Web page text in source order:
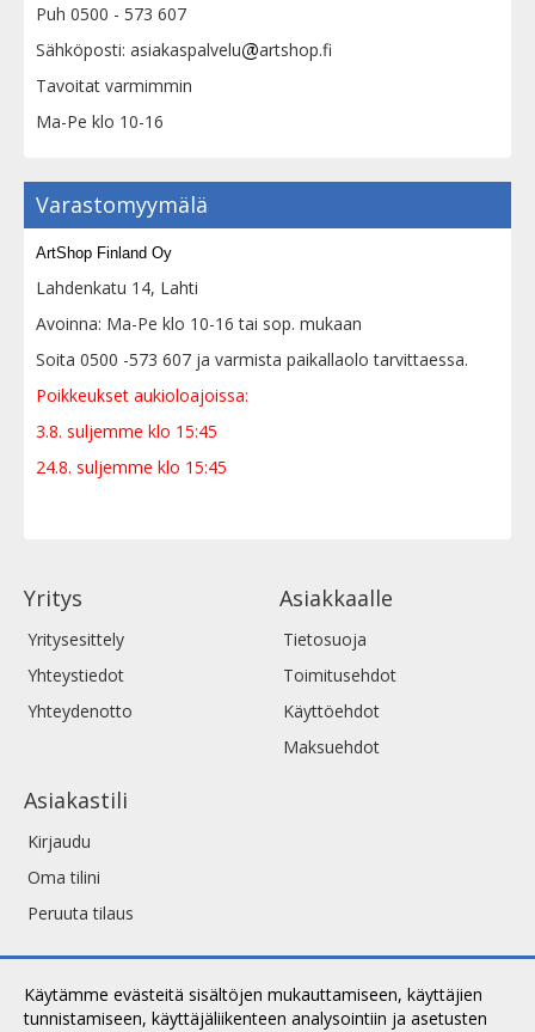
Käytämme evästeitä sisältöjen mukauttamiseen, käyttäjien
tunnistamiseen, käyttäjäliikenteen analysointiin ja asetusten
Puh 0500 - 573 607
Sähköposti: asiakaspalvelu
artshop.fi
Tavoitat varmimmin
Ma-Pe klo 10-16
Varastomyymälä
ArtShop Finland Oy
Lahdenkatu 14, Lahti
Avoinna: Ma-Pe klo 10-16 tai sop. mukaan
Soita 0500 -573 607 ja varmista paikallaolo tarvittaessa.
Poikkeukset aukioloajoissa:
3.8. suljemme klo 15:45
24.8. suljemme klo 15:45
Yritys
Yritysesittely
Yhteystiedot
Yhteydenotto
Asiakkaalle
Tietosuoja
Toimitusehdot
Käyttöehdot
Maksuehdot
Asiakastili
Kirjaudu
Oma tilini
Peruuta tilaus